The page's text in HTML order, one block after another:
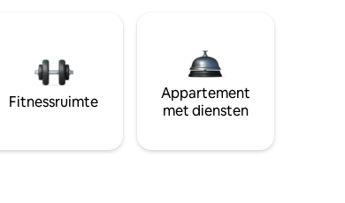
Fitnessruimte
Appartement
met diensten